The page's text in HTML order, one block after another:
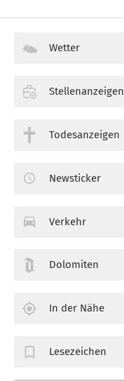
Wetter
Stellenanzeigen
Todesanzeigen
Newsticker
Verkehr
Dolomiten
In der Nähe
Lesezeichen